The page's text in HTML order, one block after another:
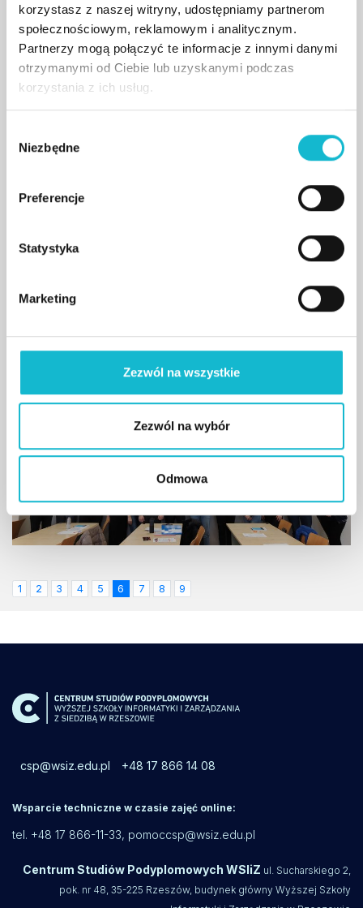
korzystasz z naszej witryny, udostępniamy partnerom
społecznościowym, reklamowym i analitycznym.
Partnerzy mogą połączyć te informacje z innymi danymi
otrzymanymi od Ciebie lub uzyskanymi podczas
korzystania z ich usług.
Niezbędne
Preferencje
Statystyka
Marketing
Zezwól na wszystkie
Zezwól na wybór
Odmowa
Rozpoczęcie V edycji studiów
Zarządzanie Jakością w
1 2 3 4 5 6 7 8 9
csp@wsiz.edu.pl +48 17 866 14 08
Wsparcie techniczne w czasie zajęć online:
tel. +48 17 866-11-33, pomoccsp@wsiz.edu.pl
Centrum Studiów Podyplomowych WSIiZ ul. Sucharskiego 2,
pok. nr 48, 35-225 Rzeszów, budynek główny Wyższej Szkoły